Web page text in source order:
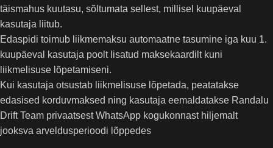
täismahus kuutasu, sõltumata sellest, millisel kuupäeval
kasutaja liitub.
Edaspidi toimub liikmemaksu automaatne tasumine iga kuu 1.
kuupäeval kasutaja poolt lisatud maksekaardilt kuni
liikmelisuse lõpetamiseni.
Kui kasutaja otsustab liikmelisuse lõpetada, peatatakse
edasised korduvmaksed ning kasutaja eemaldatakse Randalu
Drift Team privaatsest WhatsApp kogukonnast hiljemalt
jooksva arveldusperioodi lõppedes